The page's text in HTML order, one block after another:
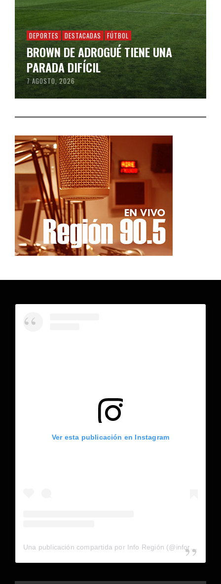
DEPORTES DESTACADAS FÚTBOL
BROWN DE ADROGUÉ TIENE UNA
PARADA DIFÍCIL
7 AGOSTO, 2026
Ver esta publicación en Instagram